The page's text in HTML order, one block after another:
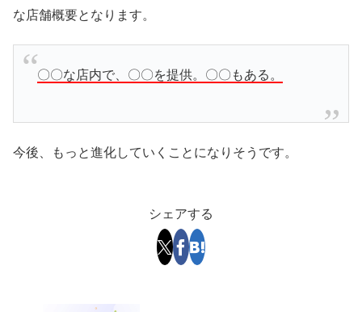
な店舗概要となります。
〇〇な店内で、〇〇を提供。〇〇もある。
今後、もっと進化していくことになりそうです。
シェアする